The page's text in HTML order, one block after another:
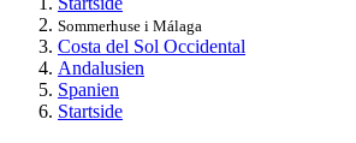
Sommerhuse i Málaga
Costa del Sol Occidental
Andalusien
Spanien
Startside